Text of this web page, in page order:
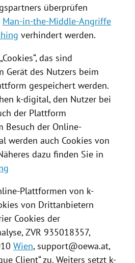
überprüfen
Man-in-the-Middle-Angriffe
verhindert werden.
Cookies“, das sind
Gerät des Nutzers beim
gespeichert werden.
k-digital, den Nutzer bei
der Plattform
Besuch der Online-
werden auch Cookies von
dazu finden Sie in
Plattformen von k-
von Drittanbietern
Cookies der
ZVR 935018357,
Wien, support@oewa.at,
Client“ zu. Weiters setzt k-